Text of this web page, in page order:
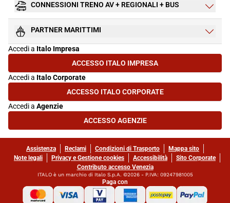
CONNESSIONI TRENO AV + REGIONALI + BUS
PARTNER MARITTIMI
Accedi a Italo Impresa
ACCESSO ITALO IMPRESA(SI APRE IN UNA NUOVA SCHEDA)
Accedi a Italo Corporate
ACCESSO ITALO CORPORATE(SI APRE IN UNA NUOVA SCHEDA)
Accedi a Agenzie
ACCESSO AGENZIE(SI APRE IN UNA NUOVA SCHEDA)
Assistenza Reclami Condizioni di Trasporto
Mappa sito
Note legali
Privacy e Gestione cookies Accessibilità
Sito Corporate
Contributo accesso Venezia
ITALO è un marchio di Italo S.p.A. ©2026 - P.IVA: 09247981005
Paga con